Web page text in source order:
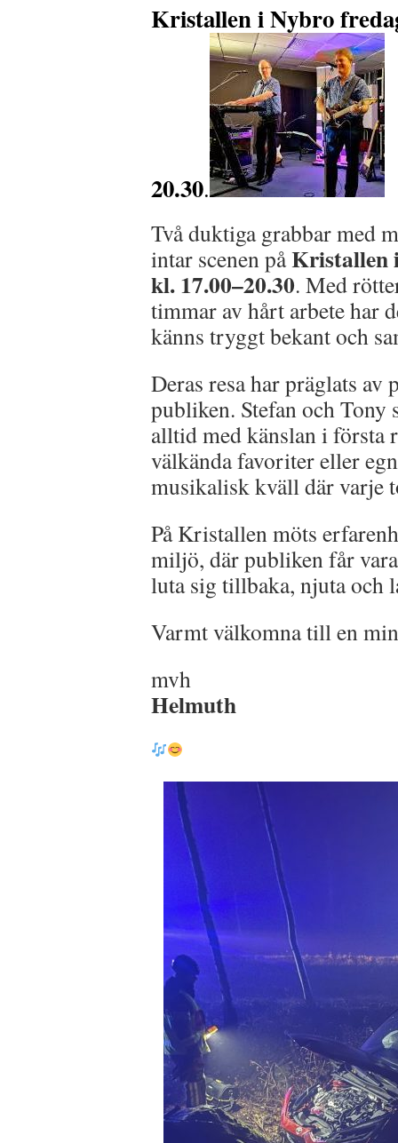
Kristallen i Nybro
20.30.
Två duktiga grabbar med
intar scenen påKristallen
kl. 17.00–20.30. Med
timmar av hårt arbete har
känns tryggt bekant och
Deras resa har präglats
publiken. Stefan och Tony
alltid med känslan i första
välkända favoriter eller
musikalisk kväll där varje
På Kristallen möts
miljö, där publiken får
luta sig tillbaka, njuta och
Varmt välkomna till en
mvh
Helmuth